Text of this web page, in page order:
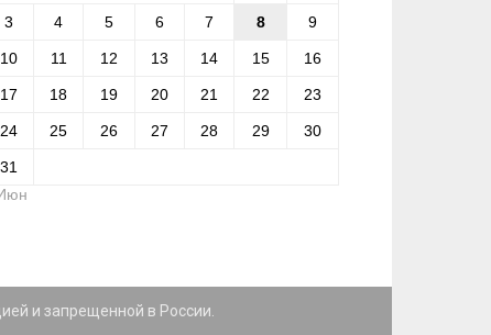
3 4 5 6 7 8 9
10 11 12 13 14 15 16
17 18 19 20 21 22 23
24 25 26 27 28 29 30
31
и запрещенной в России.